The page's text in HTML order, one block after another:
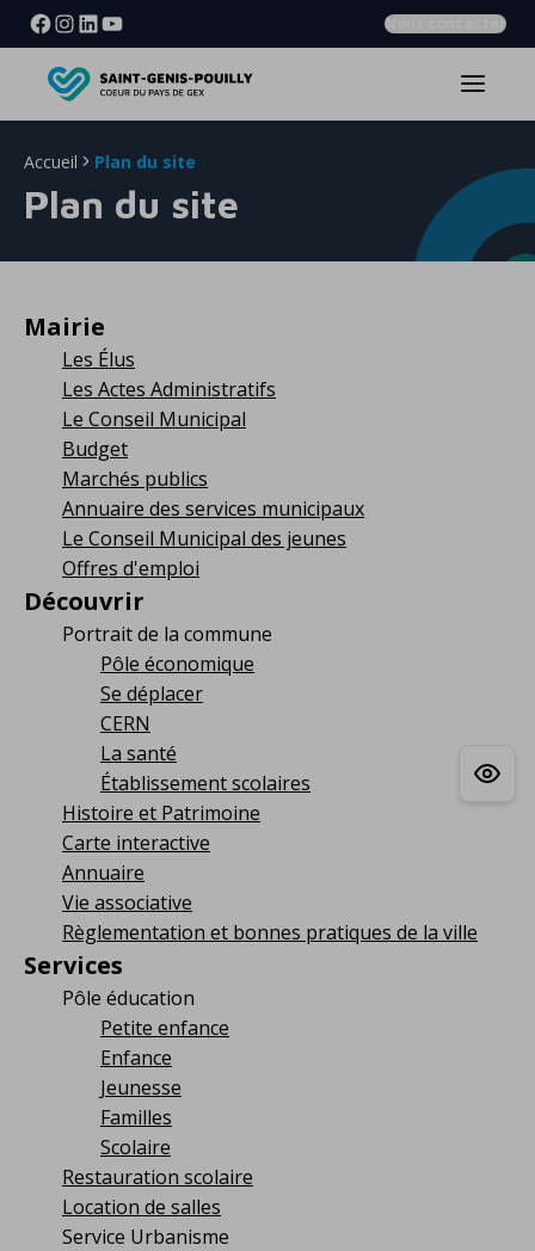
Nous contacter
Accueil Plan du site
Plan du site
Mairie
Les Élus
Les Actes Administratifs
Le Conseil Municipal
Budget
Marchés publics
Annuaire des services municipaux
Le Conseil Municipal des jeunes
Offres d'emploi
Découvrir
Portrait de la commune
Pôle économique
Se déplacer
CERN
La santé
Établissement scolaires
Histoire et Patrimoine
Carte interactive
Annuaire
Vie associative
Règlementation et bonnes pratiques de la ville
Services
Pôle éducation
Petite enfance
Enfance
Jeunesse
Familles
Scolaire
Restauration scolaire
Location de salles
Service Urbanisme